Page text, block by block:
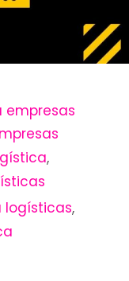
empresas
,
logísticas,